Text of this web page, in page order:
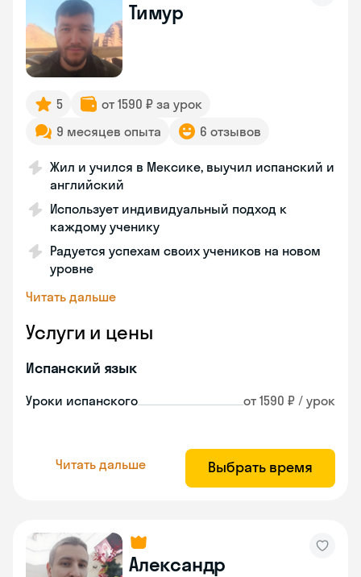
Тимур
5
от 1590 ₽ за урок
9 месяцев опыта
6 отзывов
Жил и учился в Мексике, выучил испанский и
английский
Использует индивидуальный подход к
каждому ученику
Радуется успехам своих учеников на новом
уровне
Читать дальше
Услуги и цены
Испанский язык
Уроки испанского от 1590 ₽ / урок
Читать дальше Выбрать время
Александр